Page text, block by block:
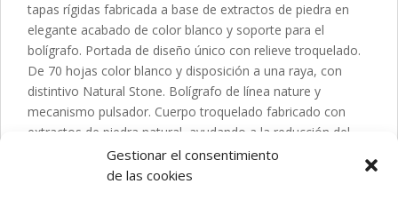
Gestionar el consentimiento
de las cookies
tapas rígidas fabricada a base de extractos de piedra en
elegante acabado de color blanco y soporte para el
bolígrafo. Portada de diseño único con relieve troquelado.
De 70 hojas color blanco y disposición a una raya, con
distintivo Natural Stone. Bolígrafo de línea nature y
mecanismo pulsador. Cuerpo troquelado fabricado con
extractos de piedra natural, ayudando a la reducción del
uso de plásticos, además de proporcionar un acabado
suave y resistente. En color blanco y con distintivo Natural